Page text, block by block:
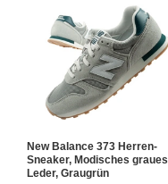
New Balance 373 Herren-
Sneaker, Modisches graues
Leder, Graugrün